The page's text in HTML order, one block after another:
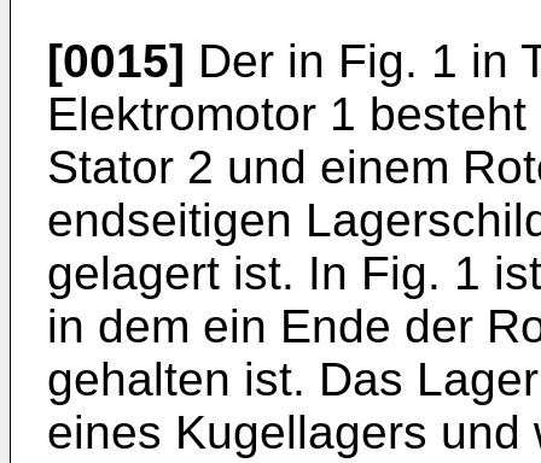
[0015] Der in Fig. 1 in
Elektromotor 1
Stator 2 und einem
endseitigen
gelagert ist. In Fig. 1
in dem ein Ende der
gehalten ist. Das
eines Kugellagers